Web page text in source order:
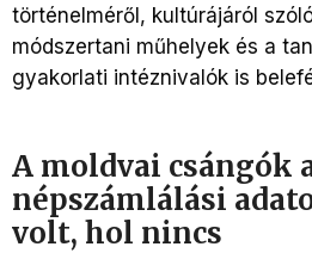
történelméről, kultúrájáról
módszertani műhelyek és a
gyakorlati intéznivalók is
A moldvai csángók
népszámlálási
volt, hol nincs